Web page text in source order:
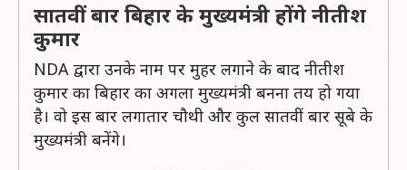
सातवीं बार बिहार के मुख्यमंत्री होंगे नीतीश
कुमार
NDA द्वारा उनके नाम पर मुहर लगाने के बाद नीतीश
कुमार का बिहार का अगला मुख्यमंत्री बनना तय हो गया
है। वो इस बार लगातार चौथी और कुल सातवीं बार सूबे के
मुख्यमंत्री बनेंगे।